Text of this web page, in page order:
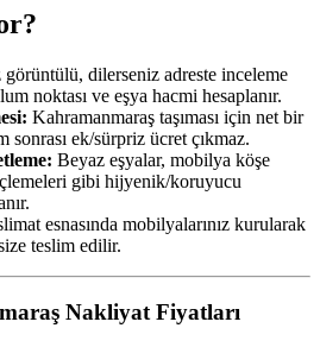
dilerseniz adreste inceleme
noktası ve eşya hacmi hesaplanır.
Kahramanmaraş taşıması için net bir
sonrası ek/sürpriz ücret çıkmaz.
Beyaz eşyalar, mobilya köşe
gibi hijyenik/koruyucu
esnasında mobilyalarınız kurularak
teslim edilir.
Nakliyat Fiyatları